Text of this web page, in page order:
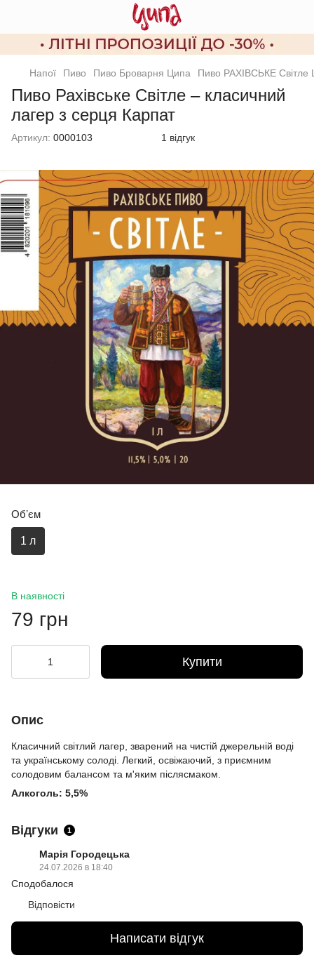
Напої Пиво Пиво Броварня Ципа Пиво РАХІВСЬКЕ Світле
Пиво Рахівське Світле – класичний
лагер з серця Карпат
Артикул: 0000103 1 відгук
Обʼєм
1 л
В наявності
79 грн
Купити
Опис
Класичний світлий лагер, зварений на чистій джерельній воді
та українському солоді. Легкий, освіжаючий, з приємним
солодовим балансом та м'яким післясмаком.
Алкоголь: 5,5%
Відгуки 1
Марія Городецька
24.07.2026 в 18:40
Сподобалося
Відповісти
Написати відгук